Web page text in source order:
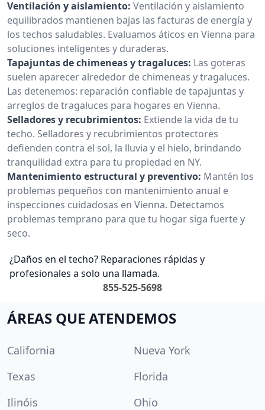
Ventilación y aislamiento: Ventilación y aislamiento
equilibrados mantienen bajas las facturas de energía y
los techos saludables. Evaluamos áticos en Vienna para
soluciones inteligentes y duraderas.
Tapajuntas de chimeneas y tragaluces: Las goteras
suelen aparecer alrededor de chimeneas y tragaluces.
Las detenemos: reparación confiable de tapajuntas y
arreglos de tragaluces para hogares en Vienna.
Selladores y recubrimientos: Extiende la vida de tu
techo. Selladores y recubrimientos protectores
defienden contra el sol, la lluvia y el hielo, brindando
tranquilidad extra para tu propiedad en NY.
Mantenimiento estructural y preventivo: Mantén los
problemas pequeños con mantenimiento anual e
inspecciones cuidadosas en Vienna. Detectamos
problemas temprano para que tu hogar siga fuerte y
seco.
¿Daños en el techo? Reparaciones rápidas y
profesionales a solo una llamada.
855-525-5698
ÁREAS QUE ATENDEMOS
California
Nueva York
Texas
Florida
Ilinóis
Ohio